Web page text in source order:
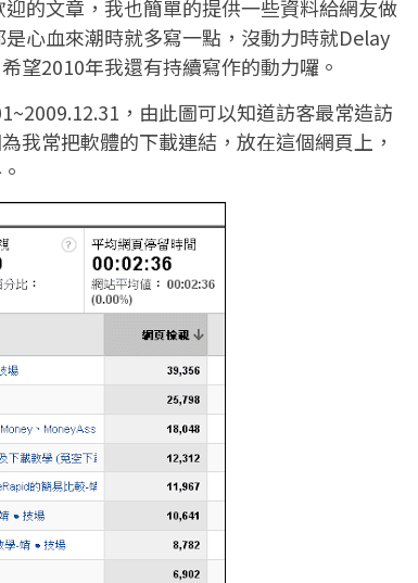
的文章，我也簡單的提供一些資料給網友做
心血來潮時就多寫一點，沒動力時就Delay
望2010年我還有持續寫作的動力囉。
，由此圖可以知道訪客最常造訪
我常把軟體的下載連結，放在這個網頁上，